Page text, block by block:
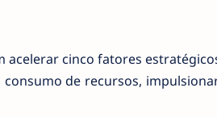
acelerar cinco fatores
de recursos,